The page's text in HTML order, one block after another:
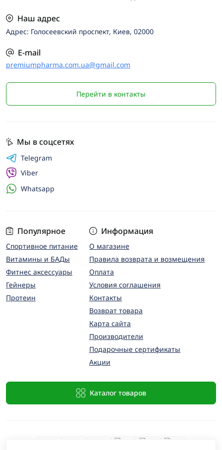
Наш адрес
Адрес: Голосеевский проспект, Киев, 02000
E-mail
premiumpharma.com.ua@gmail.com
Перейти в контакты
Популярное
Спортивное питание
Витамины и БАДы
Фитнес аксессуары
Гейнеры
Протеин
Информация
О магазине
Правила возврата и возмещения
Оплата
Условия соглашения
Контакты
Возврат товара
Карта сайта
Производители
Подарочные сертификаты
Акции
Каталог товаров
Мы в соцсетях
Telegram
Viber
Whatsapp